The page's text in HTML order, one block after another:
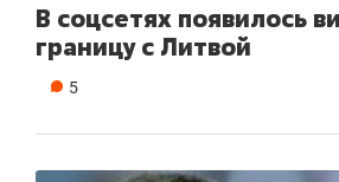
В соцсетях появилось
границу с Литвой
5